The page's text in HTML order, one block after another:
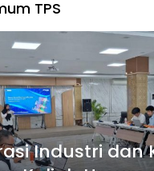
TPS
Industri dan